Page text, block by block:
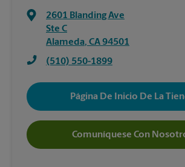
2601 Blanding Ave
Ste C
Alameda, CA94501
(510) 550-1899
Página De Inicio De La
Comuníquese Con